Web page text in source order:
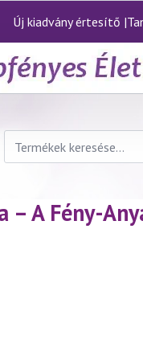
Új kiadvány értesítő |
Keresés
következőre:
A Fény-